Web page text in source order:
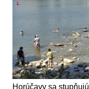
Horúčavy sa